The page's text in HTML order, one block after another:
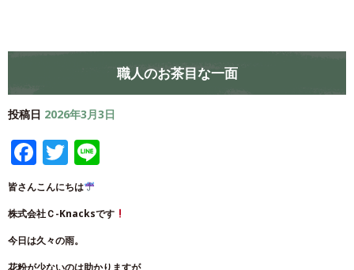
職人のお茶目な一面
投稿日 2026年3月3日
Facebook
Twitter
皆さんこんにちは
株式会社Ｃ-Knacksです
今日は久々の雨。
花粉が少ないのは助かりますが